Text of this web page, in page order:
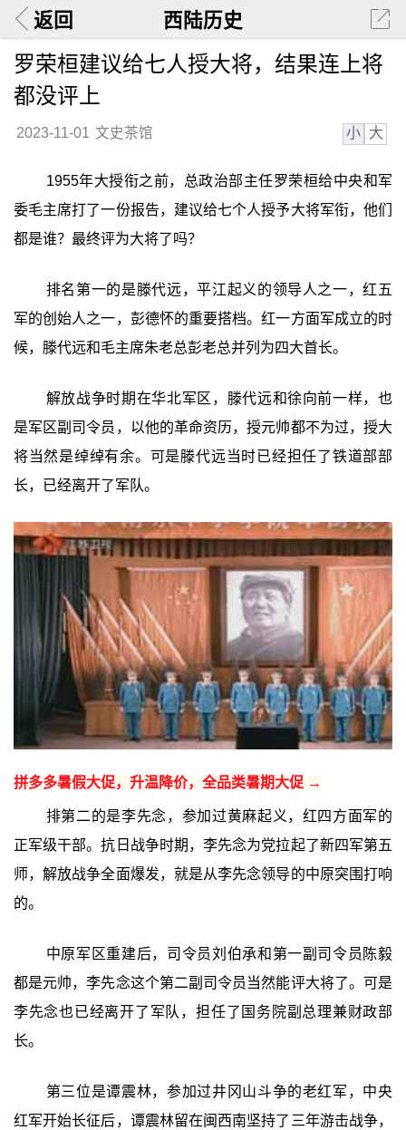
返回 西陆历史
罗荣桓建议给七人授大将，结果连上将
都没评上
2023-11-01 文史茶馆 小 大
1955年大授衔之前，总政治部主任罗荣桓给中央和军
委毛主席打了一份报告，建议给七个人授予大将军衔，他们
都是谁？最终评为大将了吗？
排名第一的是滕代远，平江起义的领导人之一，红五
军的创始人之一，彭德怀的重要搭档。红一方面军成立的时
候，滕代远和毛主席朱老总彭老总并列为四大首长。
解放战争时期在华北军区，滕代远和徐向前一样，也
是军区副司令员，以他的革命资历，授元帅都不为过，授大
将当然是绰绰有余。可是滕代远当时已经担任了铁道部部
长，已经离开了军队。
拼多多暑假大促，升温降价，全品类暑期大促 →
排第二的是李先念，参加过黄麻起义，红四方面军的
正军级干部。抗日战争时期，李先念为党拉起了新四军第五
师，解放战争全面爆发，就是从李先念领导的中原突围打响
的。
中原军区重建后，司令员刘伯承和第一副司令员陈毅
都是元帅，李先念这个第二副司令员当然能评大将了。可是
李先念也已经离开了军队，担任了国务院副总理兼财政部
长。
第三位是谭震林，参加过井冈山斗争的老红军，中央
红军开始长征后，谭震林留在闽西南坚持了三年游击战争，